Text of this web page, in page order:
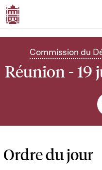
Commission du
Réunion - 19
Ordre du jour